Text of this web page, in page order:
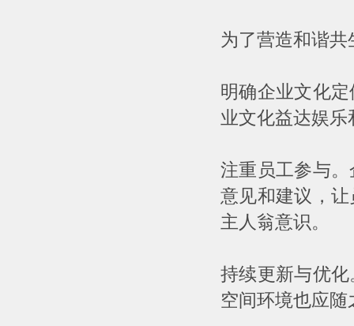
为了营造和谐
明确企业文化
业文化益达娱
注重员工参与
意见和建议，
主人翁意识。
持续更新与优
空间环境也应